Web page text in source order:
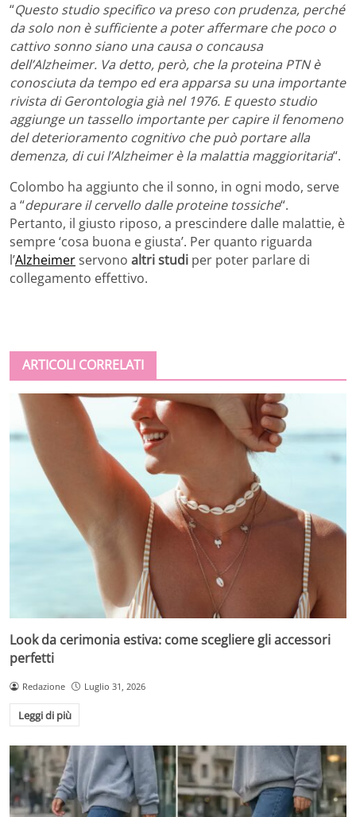
“Questo studio specifico va preso con prudenza, perché
da solo non è sufficiente a poter affermare che poco o
cattivo sonno siano una causa o concausa
dell’Alzheimer. Va detto, però, che la proteina PTN è
conosciuta da tempo ed era apparsa su una importante
rivista di Gerontologia già nel 1976. E questo studio
aggiunge un tassello importante per capire il fenomeno
del deterioramento cognitivo che può portare alla
demenza, di cui l’Alzheimer è la malattia maggioritaria“.
Colombo ha aggiunto che il sonno, in ogni modo, serve
a “depurare il cervello dalle proteine tossiche“.
Pertanto, il giusto riposo, a prescindere dalle malattie, è
sempre ‘cosa buona e giusta’. Per quanto riguarda
l’Alzheimerservono altri studi per poter parlare di
collegamento effettivo.
ARTICOLI CORRELATI
Look da cerimonia estiva: come scegliere gli accessori
perfetti
Redazione Luglio 31, 2026
Leggi di più